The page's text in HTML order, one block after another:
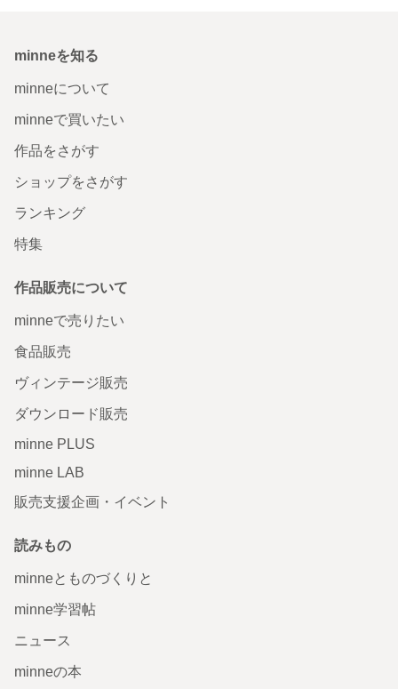
minneを知る
minneについて
minneで買いたい
作品をさがす
ショップをさがす
ランキング
特集
作品販売について
minneで売りたい
食品販売
ヴィンテージ販売
ダウンロード販売
minne PLUS
minne LAB
販売支援企画・イベント
読みもの
minneとものづくりと
minne学習帖
ニュース
minneの本